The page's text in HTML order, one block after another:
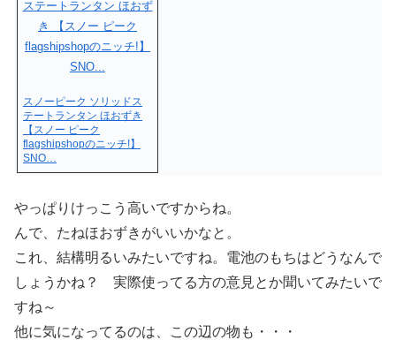
スノーピーク ソリッドス
テートランタン ほおずき
【スノー ピーク
flagshipshopのニッチ!】
SNO…
やっぱりけっこう高いですからね。
んで、たねほおずきがいいかなと。
これ、結構明るいみたいですね。電池のもちはどうなんで
しょうかね？ 実際使ってる方の意見とか聞いてみたいで
すね～
他に気になってるのは、この辺の物も・・・